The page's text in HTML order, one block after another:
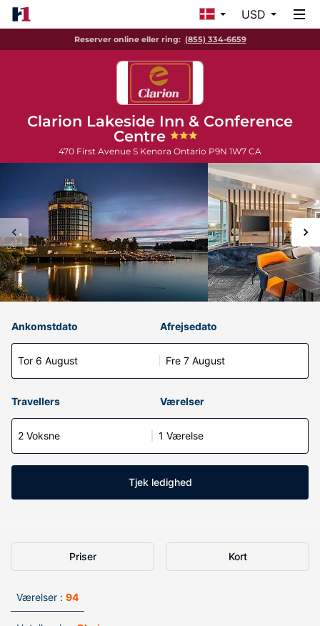
USD
Reserver online eller ring: (855) 334-6659
Clarion Lakeside Inn & Conference
Centre
470 First Avenue S Kenora Ontario P9N 1W7 CA
Ankomstdato
Tor 6 August
Afrejsedato
Fre 7 August
Travellers Værelser
2 Voksne 1 Værelse
Tjek ledighed
Priser Kort
Værelser : 94